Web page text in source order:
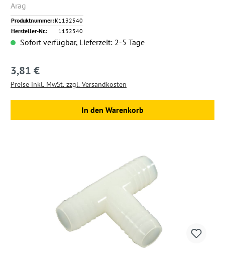
Arag
Produktnummer: K1132540
Hersteller-Nr.:
1132540
Sofort verfügbar, Lieferzeit: 2-5 Tage
Regulärer Preis:
3,81 €
Preise inkl. MwSt. zzgl. Versandkosten
In den Warenkorb